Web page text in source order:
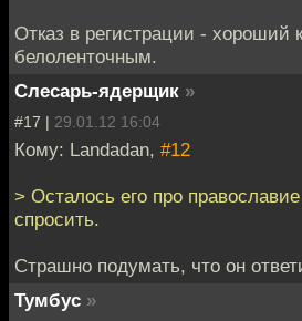
Отказ в регистрации - хороший
белоленточным.
Слесарь-ядерщик »
#17 | 29.01.12 16:04
Кому: Landadan, #12
> Осталось его про
спросить.
Страшно подумать, что он
Тумбус »